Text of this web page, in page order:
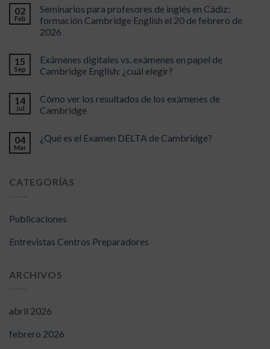
02
Feb
Seminarios para profesores de inglés en Cádiz:
formación Cambridge English el 20 de febrero de
2026
15
Sep
Exámenes digitales vs. exámenes en papel de
Cambridge English: ¿cuál elegir?
14
Jul
Cómo ver los resultados de los exámenes de
Cambridge
04
Mar
¿Qué es el Examen DELTA de Cambridge?
CATEGORÍAS
Publicaciones
Entrevistas Centros Preparadores
ARCHIVOS
abril 2026
febrero 2026